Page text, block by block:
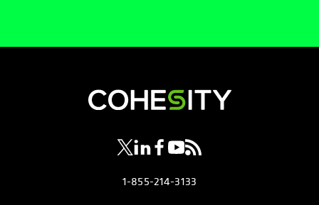
新しいタブで開く
新しいタブで開く
新しいタブで開く
新しいタブで開く
新しいタブで開く
1-855-214-3133